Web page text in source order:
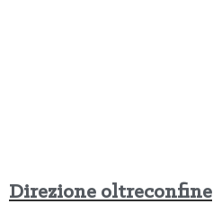
Direzione oltreconfine